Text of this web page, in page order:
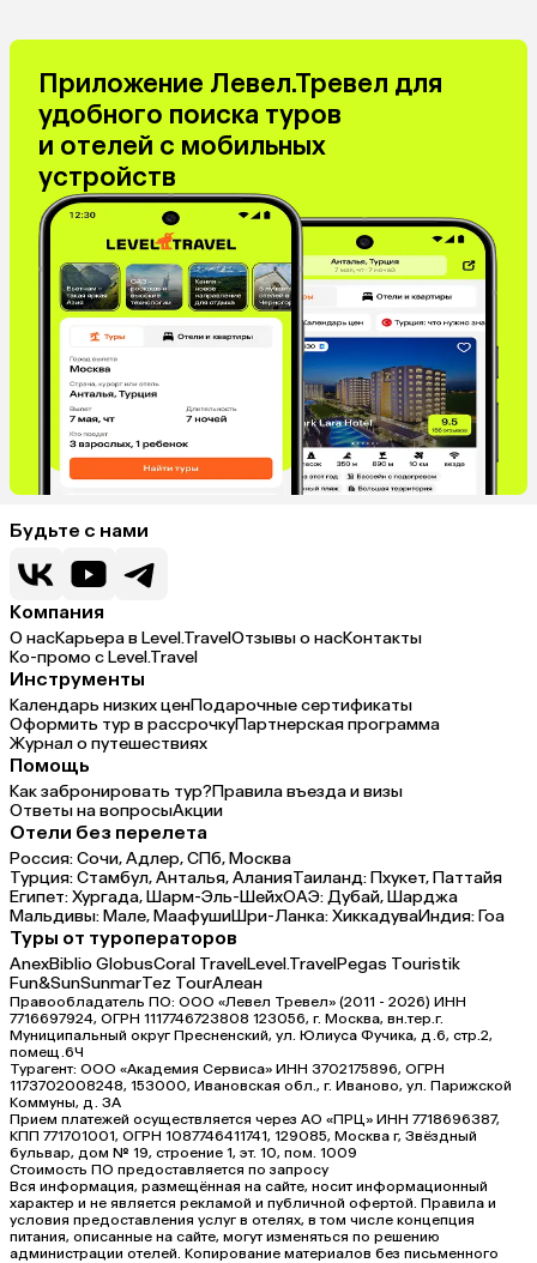
Приложение Левел.Тревел для
удобного поиска туров
и отелей с мобильных
устройств
Будьте с нами
Компания
О насКарьера в Level.TravelОтзывы о насКонтакты
Ко-промо с Level.Travel
Инструменты
Календарь низких ценПодарочные сертификаты
Оформить тур в рассрочкуПартнерская программа
Журнал о путешествиях
Помощь
Как забронировать тур?Правила въезда и визы
Ответы на вопросыАкции
Отели без перелета
Россия:Сочи,Адлер,СПб,Москва
Турция:Стамбул,Анталья,АланияТаиланд:Пхукет,Паттайя
Египет:Хургада,Шарм-Эль-ШейхОАЭ:Дубай,Шарджа
Мальдивы:Мале,МаафушиШри-Ланка:ХиккадуваИндия:Гоа
Туры от туроператоров
AnexBiblio GlobusCoral TravelLevel.TravelPegas Touristik
Fun&SunSunmarTez TourАлеан
Правообладатель ПО: ООО «Левел Тревел» (2011 - 2026) ИНН
7716697924, ОГРН 1117746723808 123056, г. Москва, вн.тер.г.
Муниципальный округ Пресненский, ул. Юлиуса Фучика, д.6, стр.2,
помещ.6Ч
Турагент: ООО «Академия Сервиса» ИНН 3702175896, ОГРН
1173702008248, 153000, Ивановская обл., г. Иваново, ул. Парижской
Коммуны, д. ЗА
Прием платежей осуществляется через АО «ПРЦ» ИНН 7718696387,
КПП 771701001, ОГРН 1087746411741, 129085, Москва г, Звёздный
бульвар, дом № 19, строение 1, эт. 10, пом. 1009
Стоимость ПО предоставляется по запросу
Вся информация, размещённая на сайте, носит информационный
характер и не является рекламой и публичной офертой. Правила и
условия предоставления услуг в отелях, в том числе концепция
питания, описанные на сайте, могут изменяться по решению
администрации отелей. Копирование материалов без письменного